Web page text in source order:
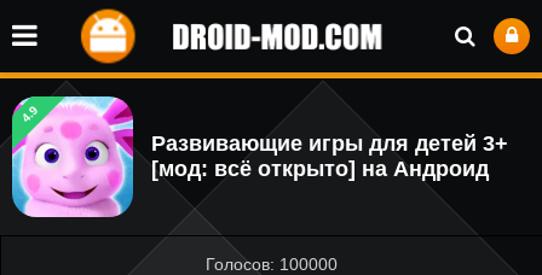
4.9
Развивающие игры для детей 3+
[мод: всё открыто] на Андроид
Голосов: 100000